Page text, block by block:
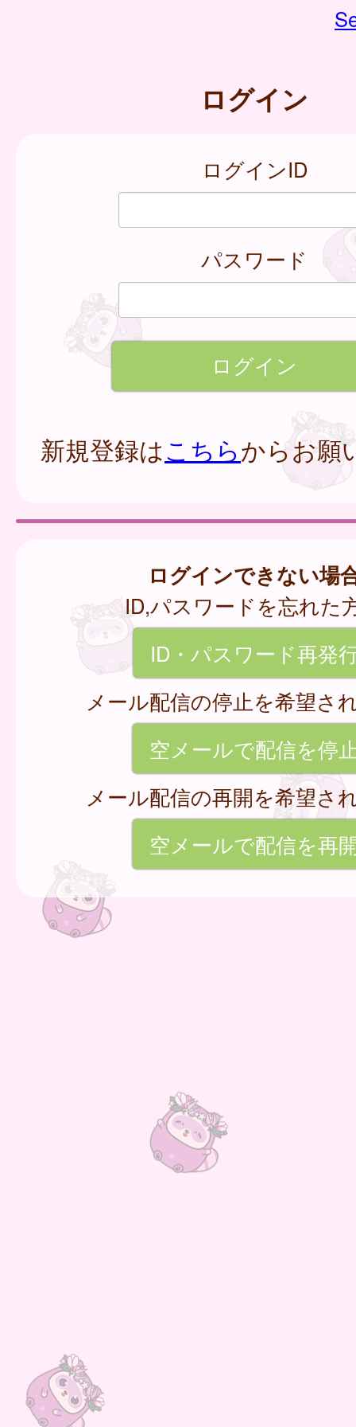
ログイン
ログインID
パスワード
新規登録はこちらからお願
ログインできない場
ID,パスワードを忘れた
ID・パスワード再発
メール配信の停止を希望さ
空メールで配信を停
メール配信の再開を希望さ
空メールで配信を再